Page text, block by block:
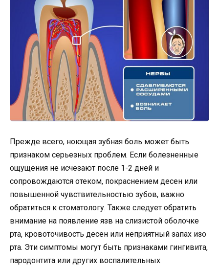
Прежде всего, ноющая зубная боль может быть
признаком серьезных проблем. Если болезненные
ощущения не исчезают после 1-2 дней и
сопровождаются отеком, покраснением десен или
повышенной чувствительностью зубов, важно
обратиться к стоматологу. Также следует обратить
внимание на появление язв на слизистой оболочке
рта, кровоточивость десен или неприятный запах изо
рта. Эти симптомы могут быть признаками гингивита,
пародонтита или других воспалительных